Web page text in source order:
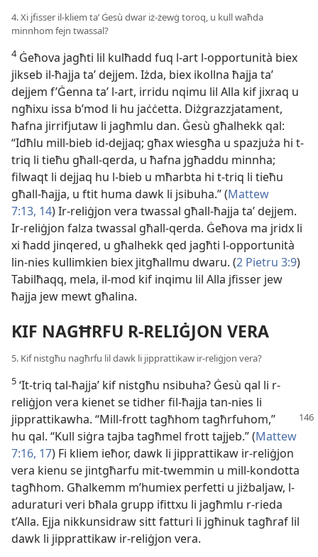
4. Xi jfisser il-kliem taʼ Ġesù dwar iż-żewġ toroq, u kull waħda
minnhom fejn twassal?
4Ġeħova jagħti lil kulħadd fuq l-art l-opportunità biex
jikseb il-ħajja taʼ dejjem. Iżda, biex ikollna ħajja taʼ
dejjem f’Ġenna taʼ l-art, irridu nqimu lil Alla kif jixraq u
ngħixu issa b’mod li hu jaċċetta. Diżgrazzjatament,
ħafna jirrifjutaw li jagħmlu dan. Ġesù għalhekk qal:
“Idħlu mill-bieb id-dejjaq; għax wiesgħa u spazjuża hi t-
triq li tieħu għall-qerda, u ħafna jgħaddu minnha;
filwaqt li dejjaq hu l-bieb u mħarbta hi t-triq li tieħu
għall-ħajja, u ftit huma dawk li jsibuha.” (Mattew
7:13, 14) Ir-reliġjon vera twassal għall-ħajja taʼ dejjem.
Ir-reliġjon falza twassal għall-qerda. Ġeħova ma jridx li
xi ħadd jinqered, u għalhekk qed jagħti l-opportunità
lin-nies kullimkien biex jitgħallmu dwaru. (2 Pietru 3:9)
Tabilħaqq, mela, il-mod kif inqimu lil Alla jfisser jew
ħajja jew mewt għalina.
KIF NAGĦRFU R-RELIĠJON VERA
5. Kif nistgħu nagħrfu lil dawk li jipprattikaw ir-reliġjon vera?
5 ‘It-triq tal-ħajja’ kif nistgħu nsibuha? Ġesù qal li r-
reliġjon vera kienet se tidher fil-ħajja tan-nies li
jipprattikawha. “Mill-frott tagħhom tagħrfuhom,”
hu qal. “Kull siġra tajba tagħmel frott tajjeb.” (Mattew
7:16, 17) Fi kliem ieħor, dawk li jipprattikaw ir-reliġjon
vera kienu se jintgħarfu mit-twemmin u mill-kondotta
tagħhom. Għalkemm m’humiex perfetti u jiżbaljaw, l-
aduraturi veri bħala grupp ifittxu li jagħmlu r-rieda
t’Alla. Ejja nikkunsidraw sitt fatturi li jgħinuk tagħraf lil
dawk li jipprattikaw ir-reliġjon vera.